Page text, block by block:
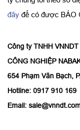
đây để có được BÁO
Công ty TNHH
CÔNG NGHIỆP
654 Phạm Văn Bạch,
Hotline: 0917 910 169
Email: